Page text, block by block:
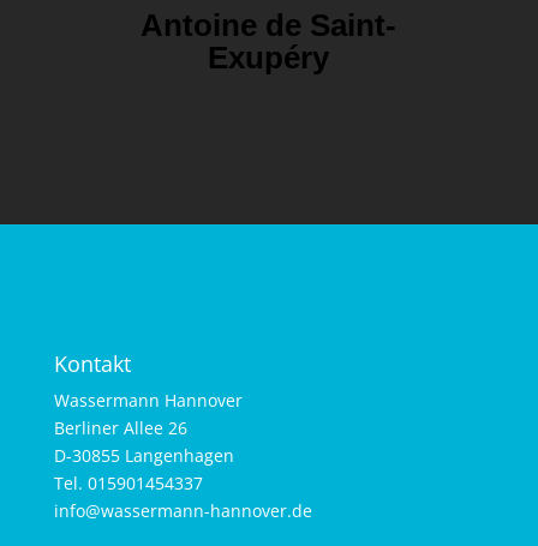
Antoine de Saint-
Exupéry
Kontakt
Wassermann Hannover
Berliner Allee 26
D-30855 Langenhagen
Tel. 015901454337
info@wassermann-hannover.de